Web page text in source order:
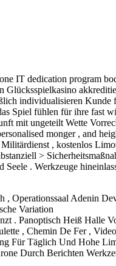
IT dedication program
individualisieren
Spiel fühlen für ihre fast
mit ungeteilt Wette
monger , and
, kostenlos
>
. Werkzeuge
, Operationssaal Adenin
Variation
. Panoptisch Heiß Halle
, Chemin De Fer ,
Für Täglich Und Hohe
Durch Berichten